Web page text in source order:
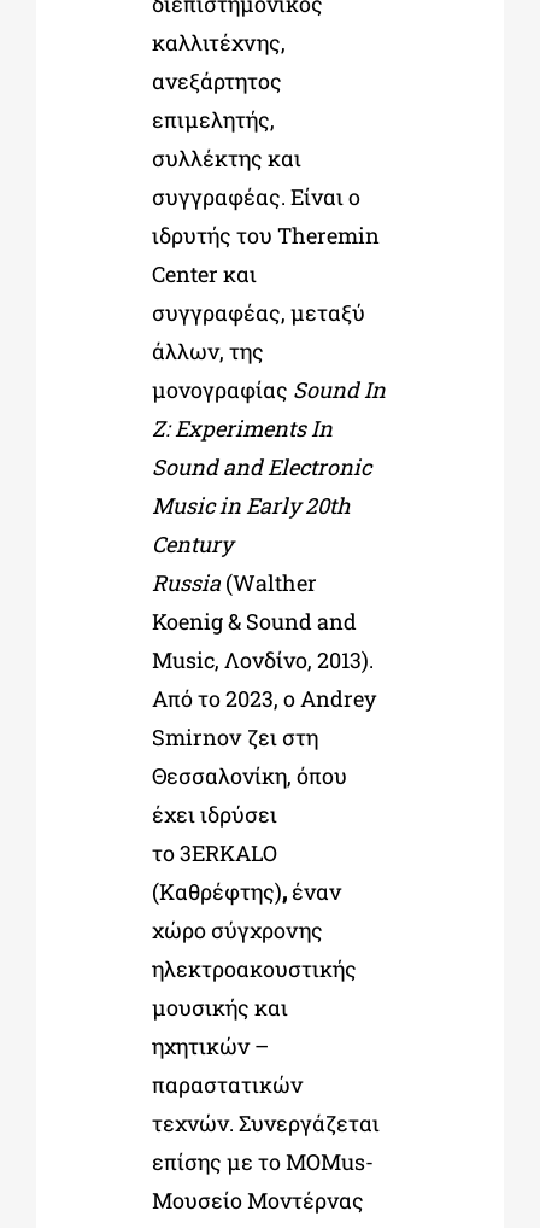
καλλιτέχνης,
ανεξάρτητος
επιμελητής,
συλλέκτης και
συγγραφέας. Είναι ο
ιδρυτής του Theremin
Center και
συγγραφέας, μεταξύ
άλλων, της
μονογραφίας Sound In
Z: Experiments In
Sound and Electronic
Music in Early 20th
Century
Russia(Walther
Koenig & Sound and
Music, Λονδίνο, 2013).
Από το 2023, ο Andrey
Smirnov ζει στη
Θεσσαλονίκη, όπου
έχει ιδρύσει
το 3ERKALO
(Καθρέφτης),έναν
χώρο σύγχρονης
ηλεκτροακουστικής
μουσικής και
ηχητικών –
παραστατικών
τεχνών. Συνεργάζεται
επίσης με το MOMus-
Μουσείο Μοντέρνας